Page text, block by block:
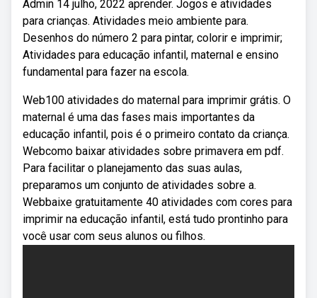
Admin 14 julho, 2022 aprender. Jogos e atividades
para crianças. Atividades meio ambiente para.
Desenhos do número 2 para pintar, colorir e imprimir;
Atividades para educação infantil, maternal e ensino
fundamental para fazer na escola.
Web100 atividades do maternal para imprimir grátis. O
maternal é uma das fases mais importantes da
educação infantil, pois é o primeiro contato da criança.
Webcomo baixar atividades sobre primavera em pdf.
Para facilitar o planejamento das suas aulas,
preparamos um conjunto de atividades sobre a.
Webbaixe gratuitamente 40 atividades com cores para
imprimir na educação infantil, está tudo prontinho para
você usar com seus alunos ou filhos.